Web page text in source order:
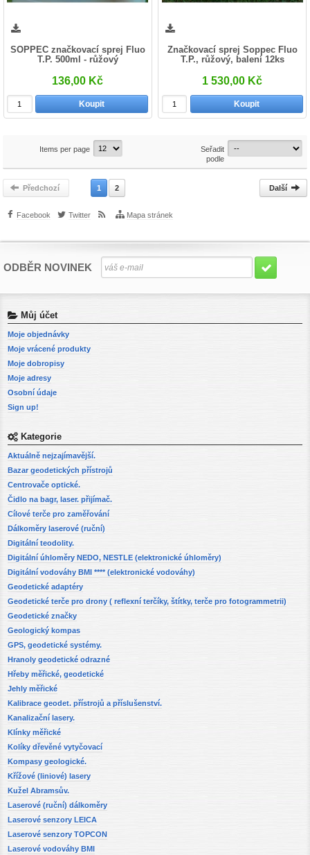
SOPPEC značkovací sprej Fluo
T.P. 500ml - růžový
136,00 Kč
Koupit
Značkovací sprej Soppec Fluo
T.P., růžový, balení 12ks
1 530,00 Kč
Koupit
Seřadit
podle
Items per page
Předchozí 1 2 Další
Facebook Twitter Mapa stránek
ODBĚR NOVINEK
Můj účet
Moje objednávky
Moje vrácené produkty
Moje dobropisy
Moje adresy
Osobní údaje
Sign up!
Kategorie
Aktuálně nejzajímavější.
Bazar geodetických přístrojů
Centrovače optické.
Čidlo na bagr, laser. přijímač.
Cílové terče pro zaměřování
Dálkoměry laserové (ruční)
Digitální teodolity.
Digitální úhloměry NEDO, NESTLE (elektronické úhloměry)
Digitální vodováhy BMI **** (elektronické vodováhy)
Geodetické adaptéry
Geodetické terče pro drony ( reflexní terčíky, štítky, terče pro fotogrammetrii)
Geodetické značky
Geologický kompas
GPS, geodetické systémy.
Hranoly geodetické odrazné
Hřeby měřické, geodetické
Jehly měřické
Kalibrace geodet. přístrojů a příslušenství.
Kanalizační lasery.
Klínky měřické
Kolíky dřevěné vytyčovací
Kompasy geologické.
Křížové (liniové) lasery
Kužel Abramsův.
Laserové (ruční) dálkoměry
Laserové senzory LEICA
Laserové senzory TOPCON
Laserové vodováhy BMI